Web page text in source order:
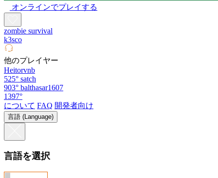
オンラインでプレイする
zombie survival
k3sco
他のプレイヤー
Heitorvnb
525° satch
903° balthasar1607
1397°
について FAQ 開発者向け
言語 (Language)
言語を選択